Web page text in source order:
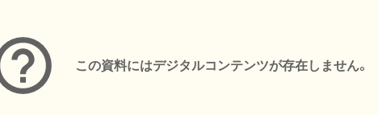
この資料にはデジタルコンテンツが存在しません。